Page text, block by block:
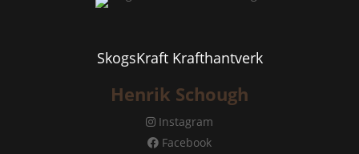
SkogsKraft Krafthantverk
Henrik Schough
Instagram
Facebook